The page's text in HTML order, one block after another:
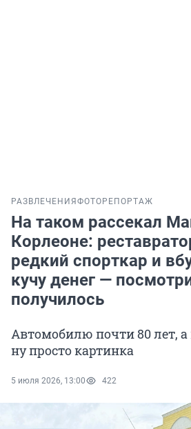
РАЗВЛЕЧЕНИЯ ФОТОРЕПОРТАЖ
На таком рассекал
Корлеоне:
редкий спорткар и
кучу денег —
получилось
Автомобилю почти 80 лет,
ну просто картинка
5 июля 2026, 13:00 422